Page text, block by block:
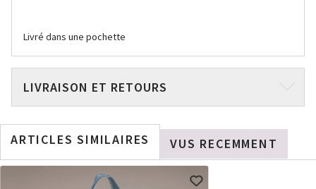
Livré dans une pochette
LIVRAISON ET RETOURS
ARTICLES SIMILAIRES VUS RECEMMENT